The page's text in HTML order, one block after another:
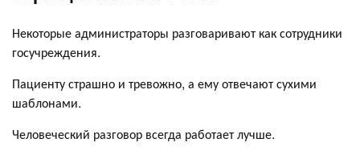
Некоторые администраторы разговаривают как сотрудники
госучреждения.
Пациенту страшно и тревожно, а ему отвечают сухими
шаблонами.
Человеческий разговор всегда работает лучше.